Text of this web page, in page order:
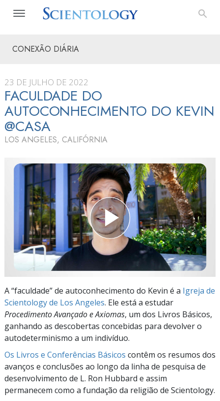
CONEXÃO DIÁRIA
23 DE JULHO DE 2022
FACULDADE DO
AUTOCONHECIMENTO DO KEVIN
@CASA
LOS ANGELES, CALIFÓRNIA
A “faculdade” de autoconhecimento do Kevin é a Igreja de
Scientology de Los Angeles. Ele está a estudar
Procedimento Avançado e Axiomas, um dos Livros Básicos,
ganhando as descobertas concebidas para devolver o
autodeterminismo a um indivíduo.
Os Livros e Conferências Básicos contêm os resumos dos
avanços e conclusões ao longo da linha de pesquisa de
desenvolvimento de L. Ron Hubbard e assim
permanecem como a fundação da religião de Scientology.